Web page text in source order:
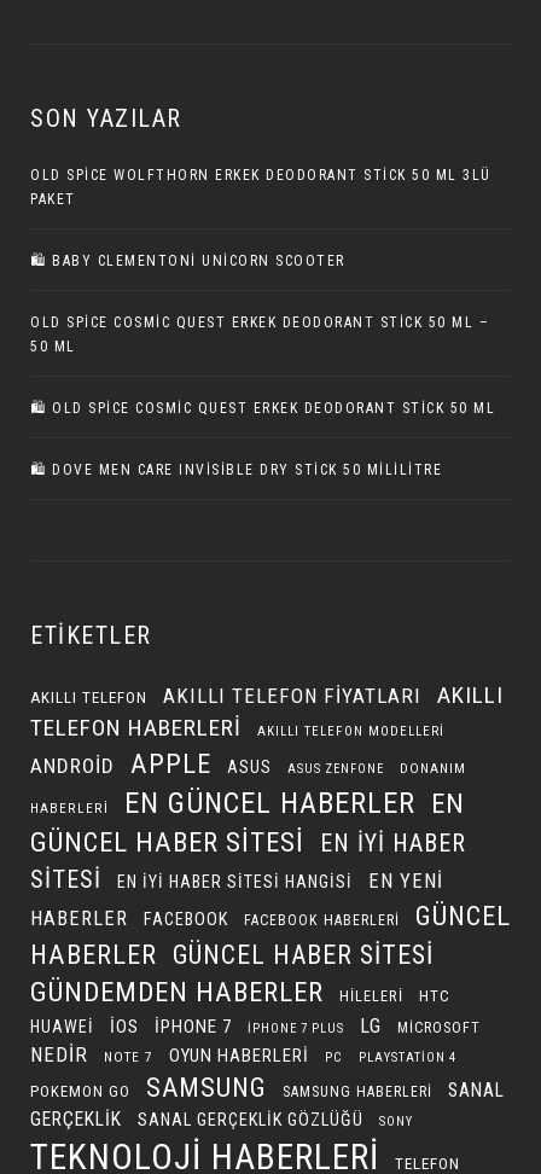
SON YAZILAR
OLD SPICE WOLFTHORN ERKEK DEODORANT STICK 50 ML 3LÜ
PAKET
🛍 BABY CLEMENTONI UNICORN SCOOTER
OLD SPICE COSMIC QUEST ERKEK DEODORANT STICK 50 ML –
50 ML
🛍️ OLD SPICE COSMIC QUEST ERKEK DEODORANT STICK 50 ML
🛍️ DOVE MEN CARE INVISIBLE DRY STICK 50 MILILITRE
ETIKETLER
AKILLI TELEFON AKILLI TELEFON FIYATLARI
AKILLI
TELEFON HABERLERI
AKILLI TELEFON MODELLERI
ANDROID APPLE ASUS ASUS ZENFONE DONANIM
HABERLERI EN GÜNCEL HABERLER EN
GÜNCEL HABER SITESI
EN IYI HABER
SITESI
EN IYI HABER SITESI HANGISI
EN YENI
HABERLER
FACEBOOK FACEBOOK HABERLERI
GÜNCEL
HABERLER
GÜNCEL HABER SITESI
GÜNDEMDEN HABERLER HILELERI HTC
HUAWEI IOS IPHONE 7 IPHONE 7 PLUS LG MICROSOFT
NEDIR NOTE 7 OYUN HABERLERI PC PLAYSTATION 4
POKEMON GO SAMSUNG SAMSUNG HABERLERI
SANAL
GERÇEKLIK
SANAL GERÇEKLIK GÖZLÜĞÜ SONY
TEKNOLOJI HABERLERI TELEFON